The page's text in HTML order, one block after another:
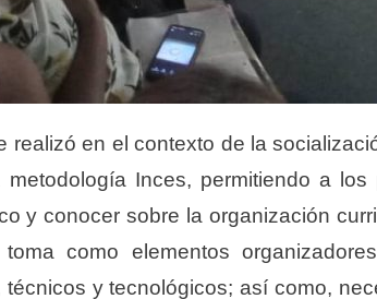
realizó en el contexto de la
Inces, permitiendo a
y conocer sobre la organización
como elementos
y tecnológicos; así como,